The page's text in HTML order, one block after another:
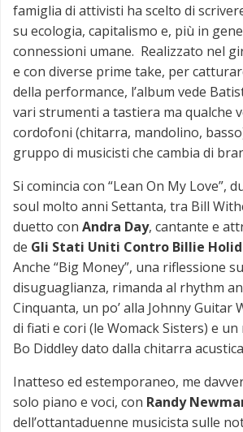
famiglia di attivisti ha scelto di
su ecologia, capitalismo e, più in
connessioni umane. Realizzato nel
e con diverse prime take, per
della performance, l’album vede
vari strumenti a tastiera ma qualche
cordofoni (chitarra, mandolino,
gruppo di musicisti che cambia di
Si comincia con “Lean On My Love”,
soul molto anni Settanta, tra Bill
duetto con Andra Day, cantante e
de Gli Stati Uniti Contro Billie
Anche “Big Money”, una riflessione
disuguaglianza, rimanda al rhythm
Cinquanta, un po’ alla Johnny Guitar
di fiati e cori (le Womack Sisters) e
Bo Diddley dato dalla chitarra
Inatteso ed estemporaneo, me
solo piano e voci, con Randy
dell’ottantaduenne musicista sulle